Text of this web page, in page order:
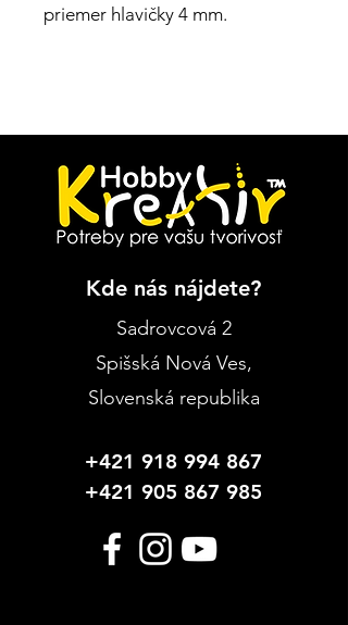
priemer hlavičky 4 mm.
Kde nás nájdete?
Sadrovcová 2
Spišská Nová Ves,
Slovenská republika
+421 918 994 867
+421 905 867 985